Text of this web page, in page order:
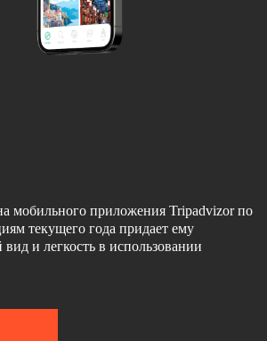
мобильного приложения Tripadvizor по
текущего года придает ему
и легкость в использовании